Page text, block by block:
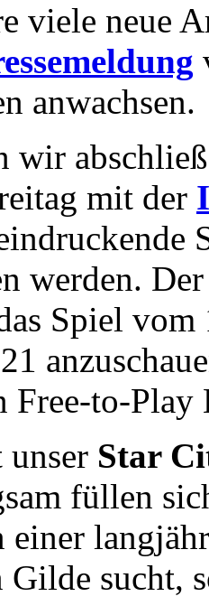
viele neue
anwachsen.
wir
mit der
werden.
Spiel
Free-to-
Star
füllen
einer
Gilde sucht,